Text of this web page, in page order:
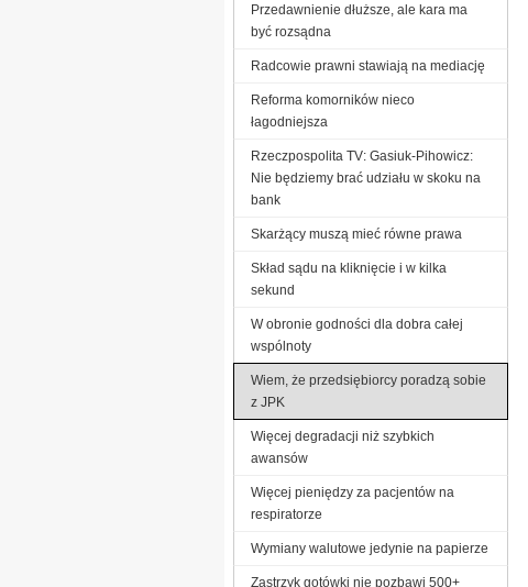
Przedawnienie dłuższe, ale kara ma
być rozsądna
Radcowie prawni stawiają na mediację
Reforma komorników nieco
łagodniejsza
Rzeczpospolita TV: Gasiuk-Pihowicz:
Nie będziemy brać udziału w skoku na
bank
Skarżący muszą mieć równe prawa
Skład sądu na kliknięcie i w kilka
sekund
W obronie godności dla dobra całej
wspólnoty
Wiem, że przedsiębiorcy poradzą sobie
z JPK
Więcej degradacji niż szybkich
awansów
Więcej pieniędzy za pacjentów na
respiratorze
Wymiany walutowe jedynie na papierze
Zastrzyk gotówki nie pozbawi 500+